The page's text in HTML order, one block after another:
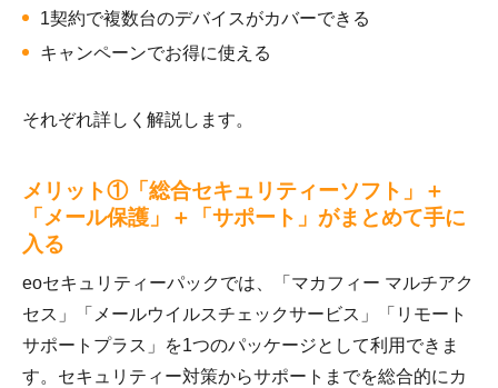
1契約で複数台のデバイスがカバーできる
キャンペーンでお得に使える
それぞれ詳しく解説します。
メリット①「総合セキュリティーソフト」＋
「メール保護」＋「サポート」がまとめて手に
入る
eoセキュリティーパックでは、「マカフィー マルチアク
セス」「メールウイルスチェックサービス」「リモート
サポートプラス」を1つのパッケージとして利用できま
す。セキュリティー対策からサポートまでを総合的にカ